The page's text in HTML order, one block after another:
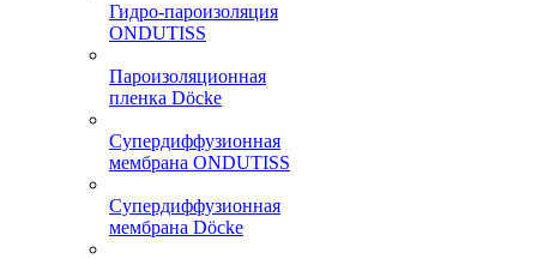
Гидро-пароизоляция
ONDUTISS
Пароизоляционная
пленка Döcke
Супердиффузионная
мембрана ONDUTISS
Супердиффузионная
мембрана Döcke